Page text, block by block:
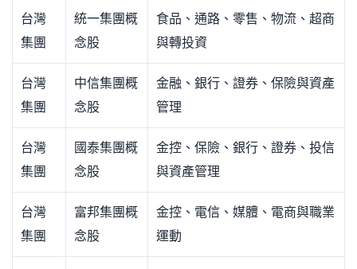
台灣
集團
統一集團概
念股
食品、通路、零售、物流、超商
與轉投資
台灣
集團
中信集團概
念股
金融、銀行、證券、保險與資產
管理
台灣
集團
國泰集團概
念股
金控、保險、銀行、證券、投信
與資產管理
台灣
集團
富邦集團概
念股
金控、電信、媒體、電商與職業
運動